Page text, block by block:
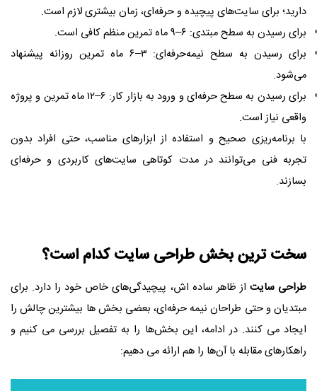
دارید؛ برای سایت‌های پیچیده و حرفه‌ای، زمان بیشتری لازم است.
برای رسیدن به سطح مبتدی: ۶–۹ ماه تمرین منظم کافی است.
برای رسیدن به سطح نیمه‌حرفه‌ای: ۳–۶ ماه تمرین روزانه پیشنهاد
می‌شود.
برای رسیدن به سطح حرفه‌ای و ورود به بازار کار: ۶–۱۲ ماه تمرین و پروژه
واقعی نیاز است.
با برنامه‌ریزی صحیح و استفاده از ابزارهای مناسب، حتی افراد بدون
تجربه فنی می‌توانند در مدت کوتاهی سایت‌های کاربردی و حرفه‌ای
بسازند.
سخت‌ ترین بخش طراحی سایتکدام است؟
طراحی سایت از ظاهر ساده‌ اش، پیچیدگی‌های خاص خود را دارد. برای
مبتدیان و حتی طراحان نیمه‌ حرفه‌ای، بعضی بخش‌ ها بیشترین چالش را
ایجاد می‌ کنند. در ادامه، این بخش‌ها را به تفصیل بررسی می‌ کنیم و
راهکارهای مقابله با آن‌ها را هم ارائه می‌ دهیم: